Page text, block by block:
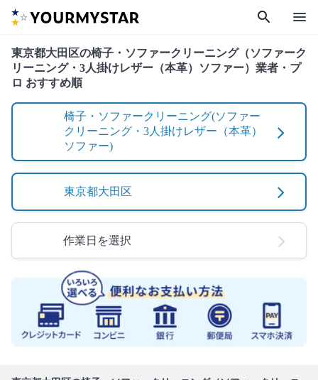
search menu
東京都大田区の椅子・ソファークリーニング（ソファーク
リーニング・3人掛けレザー（本革）ソファー）業者・プ
ロ おすすめ順
椅子・ソファークリーニング(ソファー
クリーニング・3人掛けレザー（本革）
ソファー)
東京都大田区
作業日を選択